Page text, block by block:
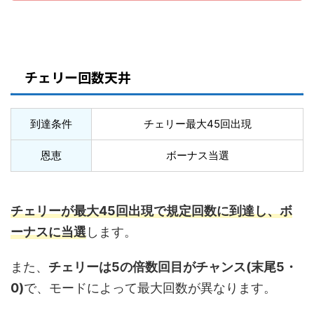
チェリー回数天井
到達条件 チェリー最大45回出現
恩恵 ボーナス当選
チェリーが最大45回出現で規定回数に到達し、ボ
ーナスに当選します。
また、 チェリーは5の倍数回目がチャンス(末尾5・
0)で、モードによって最大回数が異なります。